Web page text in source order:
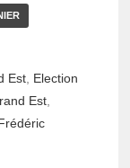
Est Election
Est